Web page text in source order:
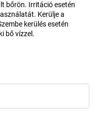
bőrön. Irritáció esetén
Kerülje a
kerülés esetén
bő vízzel.